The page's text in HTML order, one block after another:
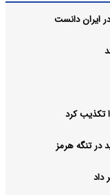
ایران دانست
تکذیب کرد
در تنگه هرمز
داد